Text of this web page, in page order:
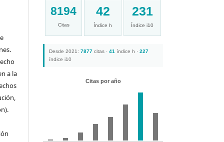
a la
8194
Citas
42
Índice h
231
Índice i10
Desde 2021: 7877 citas · 41 índice h · 227
índice i10
Citas por año